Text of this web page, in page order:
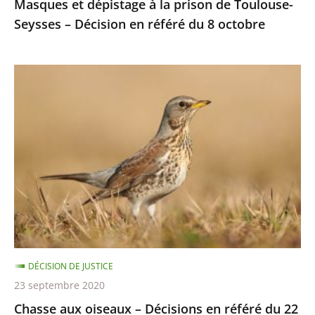
référé
du
octobre
Masques et dépistage à la prison de Toulouse-
Seysses – Décision en référé du 8 octobre
référé
du
22
septembre
Chasse aux oiseaux – Décisions en référé du 22
DÉCISION DE JUSTICE
23 septembre 2020